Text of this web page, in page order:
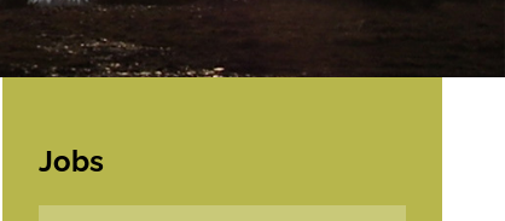
Jobs